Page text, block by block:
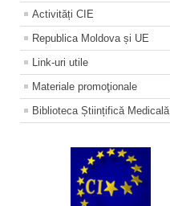
Activități CIE
Republica Moldova și UE
Link-uri utile
Materiale promoţionale
Biblioteca Științifică Medicală